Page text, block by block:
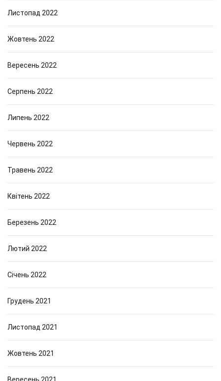
Листопад 2022
Жовтень 2022
Вересень 2022
Серпень 2022
Липень 2022
Червень 2022
Травень 2022
Квітень 2022
Березень 2022
Лютий 2022
Січень 2022
Грудень 2021
Листопад 2021
Жовтень 2021